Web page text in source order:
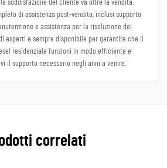
la soddisfazione del cliente va oltre la vendita.
di assistenza post-vendita, inclusi supporto
e assistenza per la risoluzione dei
esperti è sempre disponibile per garantire che il
residenziale funzioni in modo efficiente e
il supporto necessario negli anni a venire.
correlati